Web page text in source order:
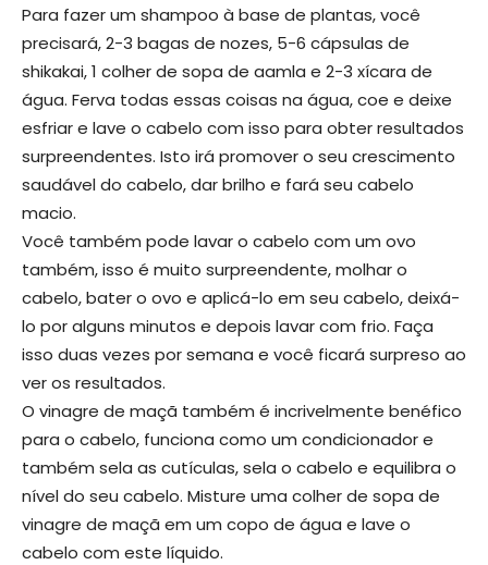
Para fazer um shampoo à base de plantas, você
precisará, 2-3 bagas de nozes, 5-6 cápsulas de
shikakai, 1 colher de sopa de aamla e 2-3 xícara de
água. Ferva todas essas coisas na água, coe e deixe
esfriar e lave o cabelo com isso para obter resultados
surpreendentes. Isto irá promover o seu crescimento
saudável do cabelo, dar brilho e fará seu cabelo
macio.
Você também pode lavar o cabelo com um ovo
também, isso é muito surpreendente, molhar o
cabelo, bater o ovo e aplicá-lo em seu cabelo, deixá-
lo por alguns minutos e depois lavar com frio. Faça
isso duas vezes por semana e você ficará surpreso ao
ver os resultados.
O vinagre de maçã também é incrivelmente benéfico
para o cabelo, funciona como um condicionador e
também sela as cutículas, sela o cabelo e equilibra o
nível do seu cabelo. Misture uma colher de sopa de
vinagre de maçã em um copo de água e lave o
cabelo com este líquido.